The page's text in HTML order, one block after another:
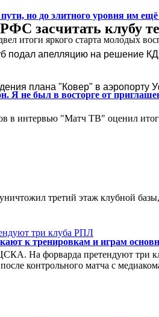
но до элитного уровня им ещё
итоги яркого старта молодых
Я не был в восторге от
интервью "Матч ТВ" оценил
третий этаж клубной
к тренировкам и играм
контрольного матча с
засчитать клубу
подал апелляцию на решение
плана "Ковер" в аэропорту
На форварда претендуют три